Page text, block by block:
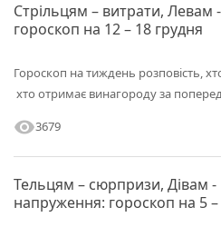
Стрільцям – витрати, Левам
гороскоп на 12 – 18 грудня
Гороскоп на тиждень розповість,
хто отримає винагороду за
visibility3679
Тельцям – сюрпризи, Дівам -
напруження: гороскоп на 5 –